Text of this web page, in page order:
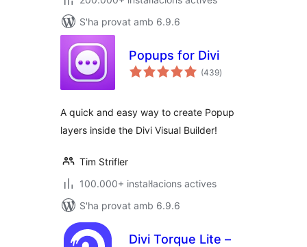
S'ha provat amb 6.9.6
Popups for Divi
(439puntuacions
totals
)
A quick and easy way to create Popup
layers inside the Divi Visual Builder!
Tim Strifler
100.000+ instal·lacions actives
S'ha provat amb 6.9.6
Divi Torque Lite –